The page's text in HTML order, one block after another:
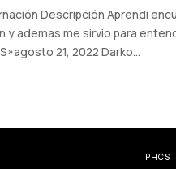
Descripción Aprendi
y ademas me sirvio para
21, 2022 Darko...
PHCS